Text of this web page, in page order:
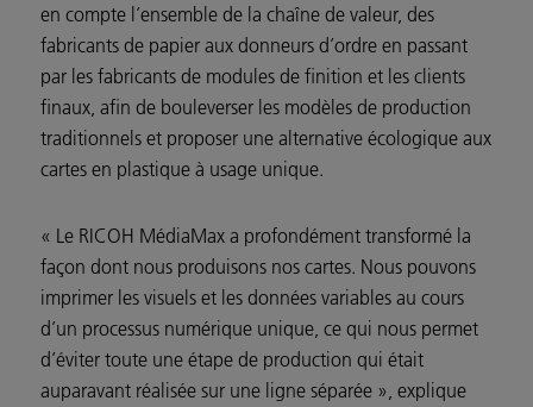
en compte l’ensemble de la chaîne de valeur, des
fabricants de papier aux donneurs d’ordre en passant
par les fabricants de modules de finition et les clients
finaux, afin de bouleverser les modèles de production
traditionnels et proposer une alternative écologique aux
cartes en plastique à usage unique.
« Le RICOH MédiaMax a profondément transformé la
façon dont nous produisons nos cartes. Nous pouvons
imprimer les visuels et les données variables au cours
d’un processus numérique unique, ce qui nous permet
d’éviter toute une étape de production qui était
auparavant réalisée sur une ligne séparée », explique